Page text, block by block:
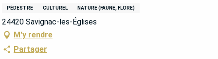
PÉDESTRE CULTUREL NATURE (FAUNE, FLORE)
24420 Savignac-les-Églises
M'y rendre
Partager